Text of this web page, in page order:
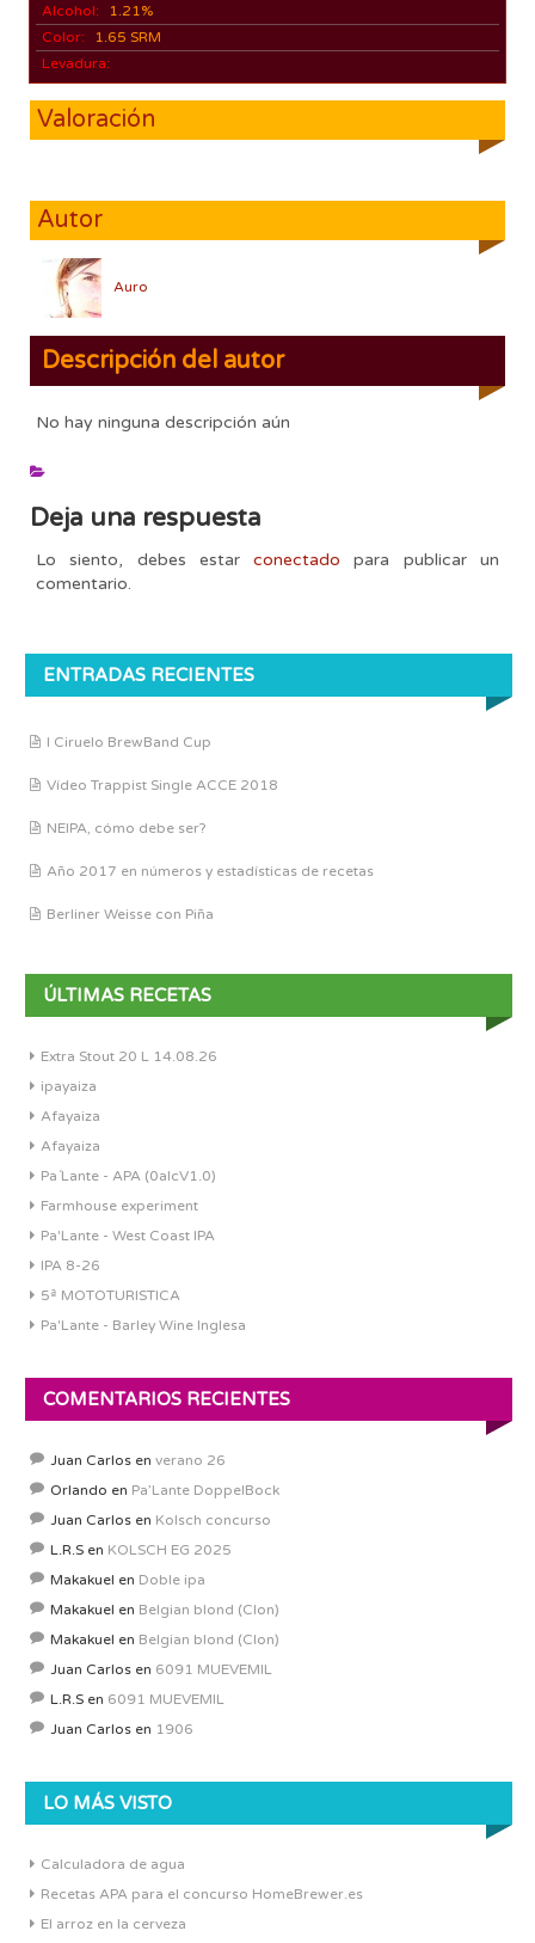
Alcohol:
1.21%
Color:
1.65 SRM
Levadura:
Valoración
Autor
Auro
Descripción del autor
No hay ninguna descripción aún
Deja una respuesta
Lo siento, debes estarconectado para publicar un
comentario.
ENTRADAS RECIENTES
I Ciruelo BrewBand Cup
Vídeo Trappist Single ACCE 2018
NEIPA, cómo debe ser?
Año 2017 en números y estadísticas de recetas
Berliner Weisse con Piña
ÚLTIMAS RECETAS
Extra Stout 20 L 14.08.26
ipayaiza
Afayaiza
Afayaiza
Pa´Lante - APA (0alcV1.0)
Farmhouse experiment
Pa'Lante - West Coast IPA
IPA 8-26
5ª MOTOTURISTICA
Pa'Lante - Barley Wine Inglesa
COMENTARIOS RECIENTES
Juan Carlos en verano 26
Orlando en Pa’Lante DoppelBock
Juan Carlos en Kolsch concurso
L.R.S en KOLSCH EG 2025
Makakuel en Doble ipa
Makakuel en Belgian blond (Clon)
Makakuel en Belgian blond (Clon)
Juan Carlos en 6091 MUEVEMIL
L.R.S en 6091 MUEVEMIL
Juan Carlos en 1906
LO MÁS VISTO
Calculadora de agua
Recetas APA para el concurso HomeBrewer.es
El arroz en la cerveza